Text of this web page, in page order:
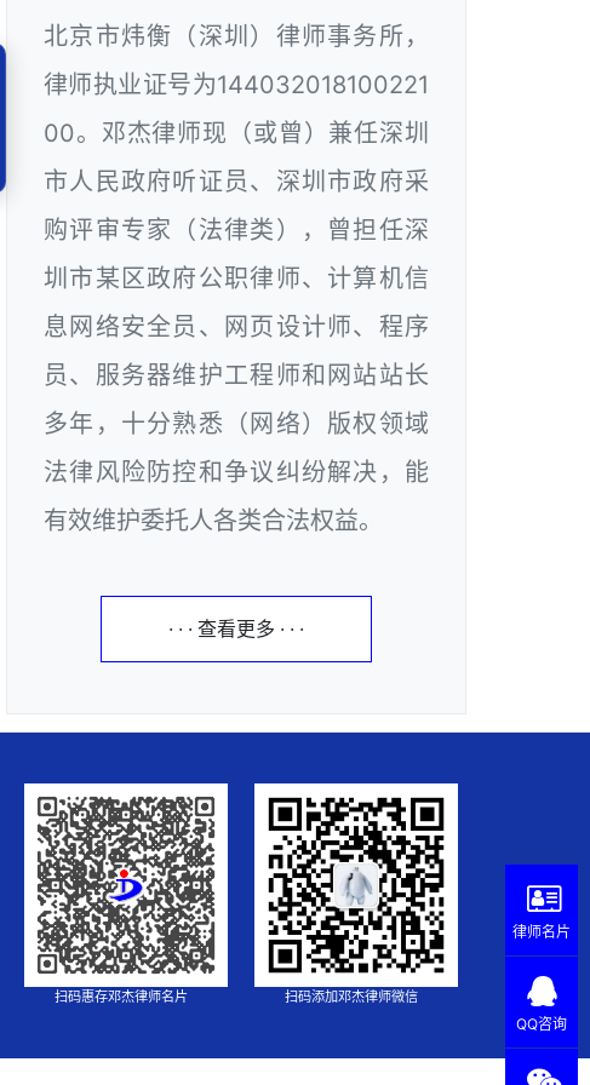
北京市炜衡（深圳）律师事务所，
律师执业证号为144032018100221
00。邓杰律师现（或曾）兼任深圳
市人民政府听证员、深圳市政府采
购评审专家（法律类），曾担任深
圳市某区政府公职律师、计算机信
息网络安全员、网页设计师、程序
员、服务器维护工程师和网站站长
多年，十分熟悉（网络）版权领域
法律风险防控和争议纠纷解决，能
有效维护委托人各类合法权益。
· · · 查看更多 · · ·
扫码惠存邓杰律师名片 扫码添加邓杰律师微信
律师名片
QQ咨询